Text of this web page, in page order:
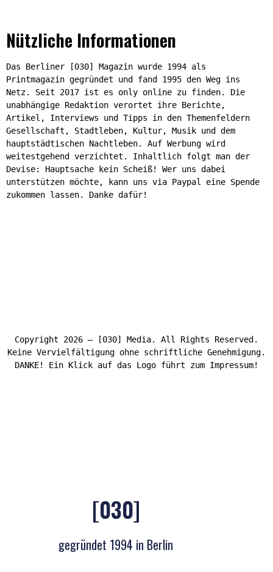
Nützliche Informationen
Das Berliner [030] Magazin wurde 1994 als
Printmagazin gegründet und fand 1995 den Weg ins
Netz. Seit 2017 ist es only online zu finden. Die
unabhängige Redaktion verortet ihre Berichte,
Artikel, Interviews und Tipps in den Themenfeldern
Gesellschaft, Stadtleben, Kultur, Musik und dem
hauptstädtischen Nachtleben. Auf Werbung wird
weitestgehend verzichtet. Inhaltlich folgt man der
Devise: Hauptsache kein Scheiß! Wer uns dabei
unterstützen möchte, kann uns via Paypal eine Spende
zukommen lassen. Danke dafür!
Copyright 2026 – [030] Media. All Rights Reserved.
Keine Vervielfältigung ohne schriftliche Genehmigung.
DANKE! Ein Klick auf das Logo führt zum Impressum!
[030]
gegründet 1994 in Berlin